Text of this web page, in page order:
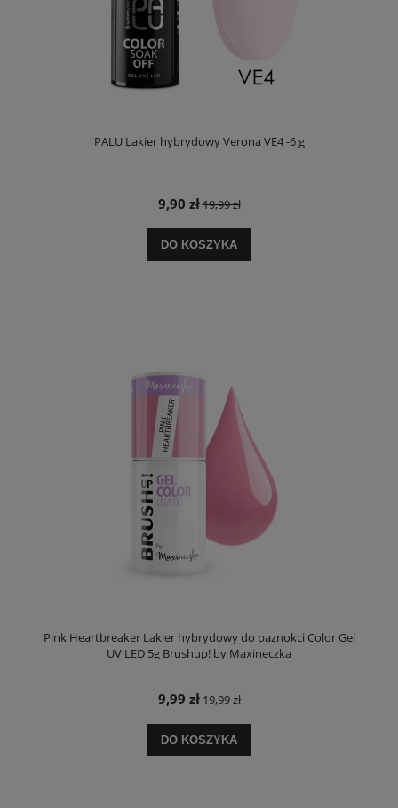
PALU Lakier hybrydowy Verona VE4 -6 g
9,90 zł19,99 zł
DO KOSZYKA
Pink Heartbreaker Lakier hybrydowy do paznokci Color Gel
UV LED 5g Brushup! by Maxineczka
9,99 zł19,99 zł
DO KOSZYKA